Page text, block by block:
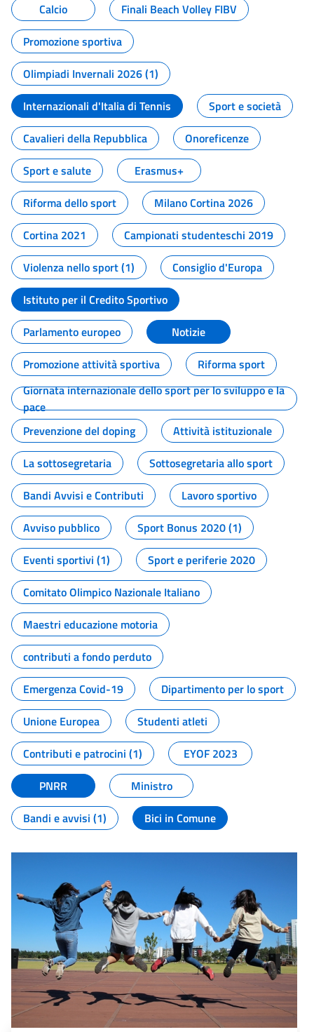
Calcio
Finali Beach Volley FIBV
Promozione sportiva
Olimpiadi Invernali 2026 (1)
Internazionali d'Italia di Tennis
Sport e società
Cavalieri della Repubblica
Onoreficenze
Sport e salute
Erasmus+
Riforma dello sport
Milano Cortina 2026
Cortina 2021
Campionati studenteschi 2019
Violenza nello sport (1)
Consiglio d'Europa
Istituto per il Credito Sportivo
Parlamento europeo
Notizie
Promozione attività sportiva
Riforma sport
Giornata internazionale dello sport per lo sviluppo e la
pace
Prevenzione del doping
Attività istituzionale
La sottosegretaria
Sottosegretaria allo sport
Bandi Avvisi e Contributi
Lavoro sportivo
Avviso pubblico
Sport Bonus 2020 (1)
Eventi sportivi (1)
Sport e periferie 2020
Comitato Olimpico Nazionale Italiano
Maestri educazione motoria
contributi a fondo perduto
Emergenza Covid-19
Dipartimento per lo sport
Unione Europea
Studenti atleti
Contributi e patrocini (1)
EYOF 2023
PNRR
Ministro
Bandi e avvisi (1)
Bici in Comune